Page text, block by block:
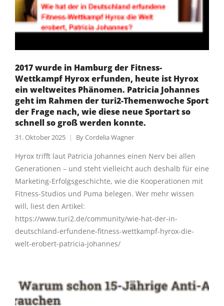
2017 wurde in Hamburg der Fitness-
Wettkampf Hyrox erfunden, heute ist Hyrox
ein weltweites Phänomen. Patricia Johannes
geht im Rahmen der turi2-Themenwoche Sport
der Frage nach, wie diese neue Sportart so
schnell so groß werden konnte.
31. Oktober 2025 ByCordelia Wagner
Hyrox trifft laut Patricia Johannes einen Nerv bei allen
Generationen – und steht vielleicht auch deshalb für eine
Marketing-Erfolgsgeschichte, wie die Kooperationen mit
Fitness-Studios und Puma belegen. Wer mehr wissen
will, liest den Artikel:
https://www.turi2.de/community/wie-hat-der-in-
deutschland-erfundene-fitness-wettkampf-hyrox-die-
welt-erobert-patricia-johannes/